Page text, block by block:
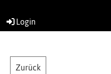
Login
Zurück